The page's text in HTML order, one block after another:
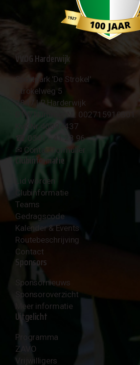
VVOG Harderwijk
Sportpark 'De Strokel'
Strokelweg 5
3847 LR Harderwijk
BTW Nummer NL 002715910B01
KvK Nr 40094437
☎︎ 0341 - 41 28 96
✉︎ Contactformulier
Clubinformatie
Lid worden
Clubinformatie
Teams
Gedragscode
Kalender & Events
Routebeschrijving
Contact
Sponsors
Sponsornieuws
Sponsoroverzicht
Meer informatie
Uitgelicht
Programma
ZAVO
Vrijwilligers